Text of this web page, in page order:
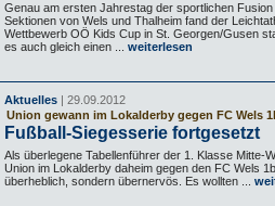
Genau am ersten Jahrestag der sportlichen
Sektionen von Wels und Thalheim fand der
Wettbewerb OÖ Kids Cup in St. Georgen/Gusen
es auch gleich einen ...
weiterlesen
Aktuelles | 29.09.2012
Union gewann im Lokalderby gegen FC Wels
Fußball-Siegesserie fortgesetzt
Als überlegene Tabellenführer der 1. Klasse Mitte-
Union im Lokalderby daheim gegen den FC Wels
überheblich, sondern übernervös. Es wollten ...